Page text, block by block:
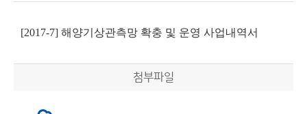
[2017-7] 해양기상관측망 확충 및 운영 사업내역서
첨부파일